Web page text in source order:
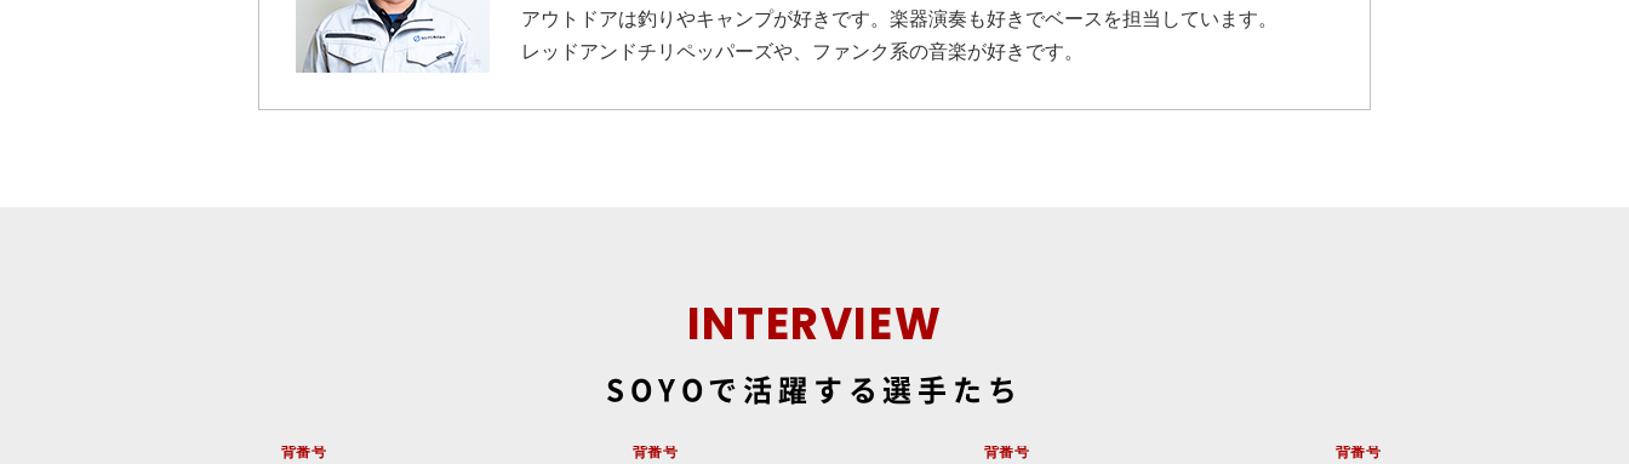
アウトドアは釣りやキャンプが好きです。楽器演奏も好きでベースを担当しています。
レッドアンドチリペッパーズや、ファンク系の音楽が好きです。
INTERVIEW
SOYOで活躍する選手たち
背番号 背番号 背番号 背番号